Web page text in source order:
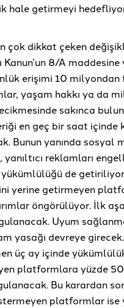
hale getirmeyi
çok dikkat çeken
Kanun’un 8/A
erişimi 10
yaşam hakkı ya da
sakınca
en geç bir saat içinde
Bunun yanında sosyal
reklamları
de
yerine getirmeyen
öngörülüyor. İlk
Uyum
yasağı devreye
üç ay içinde
platformlara yüzde
Bu karardan
platformlar ise